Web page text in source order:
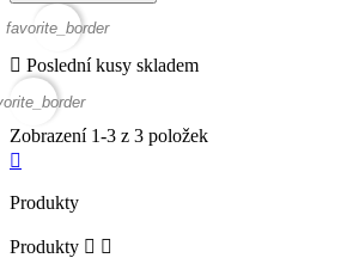
favorite_border
 Poslední kusy skladem
Zobrazení 1-3 z 3 položek

Produkty
Produkty  